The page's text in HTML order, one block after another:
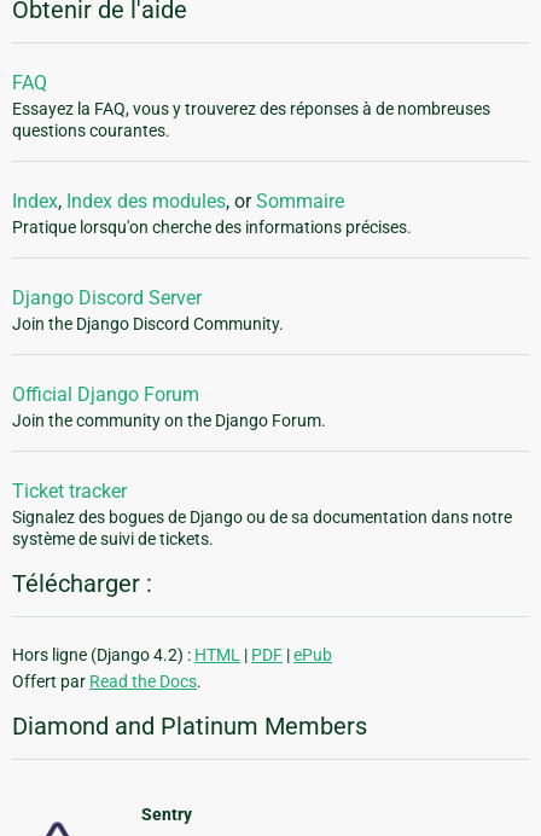
Obtenir de l'aide
FAQ
Essayez la FAQ, vous y trouverez des réponses à de nombreuses
questions courantes.
Index, Index des modules, orSommaire
Pratique lorsqu'on cherche des informations précises.
Django Discord Server
Join the Django Discord Community.
Official Django Forum
Join the community on the Django Forum.
Ticket tracker
Signalez des bogues de Django ou de sa documentation dans notre
système de suivi de tickets.
Télécharger :
Hors ligne (Django 4.2) : HTML | PDF |ePub
Offert par Read the Docs.
Diamond and Platinum Members
Sentry